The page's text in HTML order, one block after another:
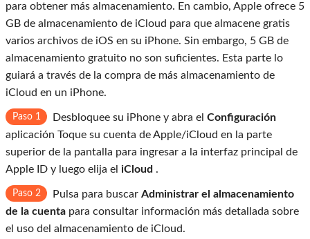
para obtener más almacenamiento. En cambio, Apple ofrece 5
GB de almacenamiento de iCloud para que almacene gratis
varios archivos de iOS en su iPhone. Sin embargo, 5 GB de
almacenamiento gratuito no son suficientes. Esta parte lo
guiará a través de la compra de más almacenamiento de
iCloud en un iPhone.
Paso 1 Desbloquee su iPhone y abra el Configuración
aplicación Toque su cuenta de Apple/iCloud en la parte
superior de la pantalla para ingresar a la interfaz principal de
Apple ID y luego elija el iCloud .
Paso 2 Pulsa para buscar Administrar el almacenamiento
de la cuenta para consultar información más detallada sobre
el uso del almacenamiento de iCloud.